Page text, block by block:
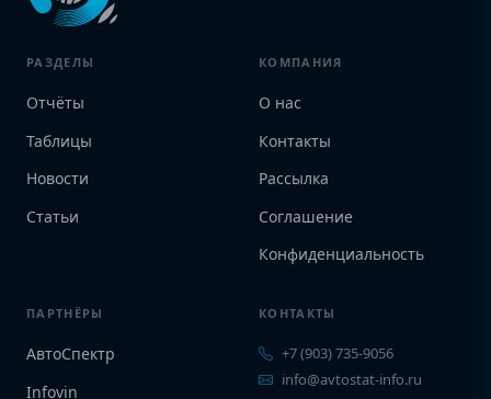
РАЗДЕЛЫ
Отчёты
Таблицы
Новости
Статьи
КОМПАНИЯ
О нас
Контакты
Рассылка
Соглашение
Конфиденциальность
ПАРТНЁРЫ
АвтоСпектр
Infovin
КОНТАКТЫ
+7 (903) 735-9056
info@avtostat-info.ru